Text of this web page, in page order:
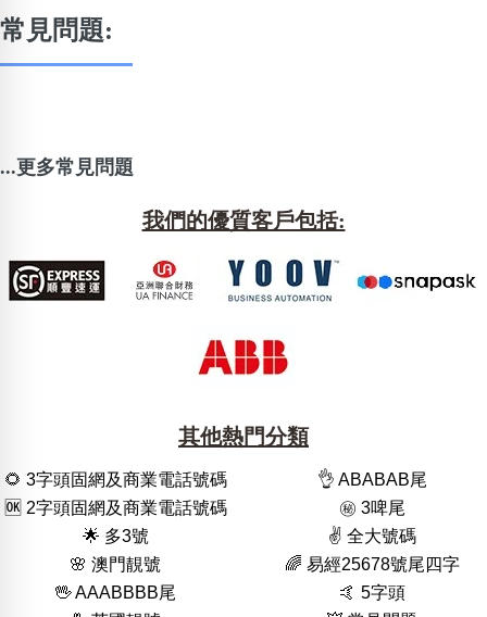
常見問題:
...更多常見問題
我們的優質客戶包括:
其他熱門分類
🌻 3字頭固網及商業電話號碼
👌 ABABAB尾
🆗️ 2字頭固網及商業電話號碼
㊙️ 3啤尾
🌟 多3號
✌️ 全大號碼
🌸 澳門靚號
🌈 易經25678號尾四字
🖖 AAABBBB尾
🤙 5字頭